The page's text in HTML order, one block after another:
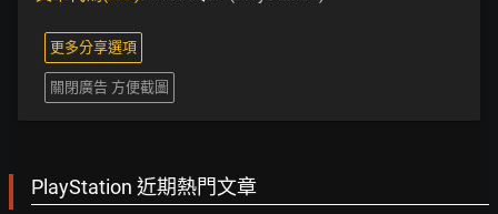
更多分享選項
關閉廣告 方便截圖
PlayStation 近期熱門文章